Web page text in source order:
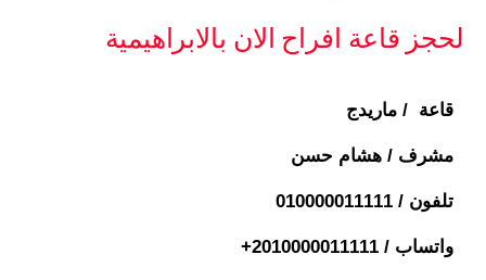
لحجز قاعة افراح الان بالابراهيمية
قاعة / ماريدج
مشرف / هشام حسن
تلفون / 010000011111
واتساب / ⁦+2010000011111